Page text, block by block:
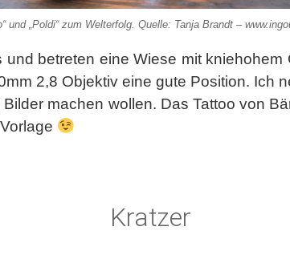
und „Poldi“ zum Welterfolg. Quelle: Tanja Brandt –
betreten eine Wiese mit kniehohem
2,8 Objektiv eine gute Position. Ich
machen wollen. Das Tattoo von
Kratzer